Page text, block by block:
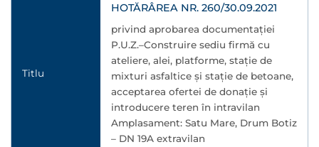
Titlu
HOTĂRÂREA NR. 260/30.09.2021
privind aprobarea documentaţiei
P.U.Z.–Construire sediu firmă cu
ateliere, alei, platforme, stație de
mixturi asfaltice și stație de betoane,
acceptarea ofertei de donație și
introducere teren în intravilan
Amplasament: Satu Mare, Drum Botiz
– DN 19A extravilan